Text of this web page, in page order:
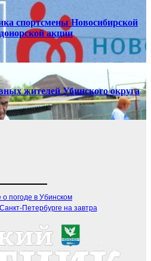
спортсмены Новосибирской
акции
жителей Убинского округа
погоде в Убинском
Петербурге на завтра